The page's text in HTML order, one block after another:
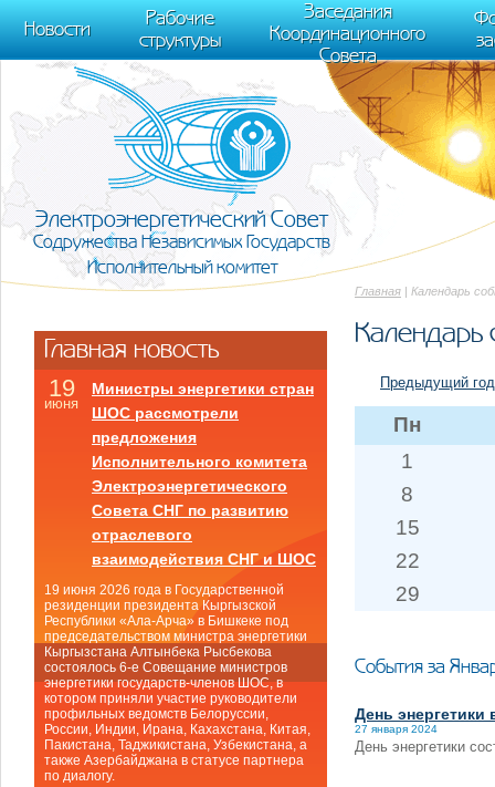
m[i].l=1*new Date(); for (var j = 0; j < document.scripts.length; j++) {if
[0],k.async=1,k.src=r,a.parentNode.insertBefore(k,a)}) (window,
trackLinks:true, accurateTrackBounce:true });
Новости
Рабочие
структуры
Заседания
Координационного
Совета
Электроэнергетический Совет
Содружества Независимых Государств
Исполнительный комитет
Главная | Календарь
Календарь
Предыдущий год
Пн
1
8
15
22
29
События за
День
27 января 2024
День энергетики
Главная новость
19
июня
Министры энергетики стран
ШОС рассмотрели
предложения
Исполнительного комитета
Электроэнергетического
Совета СНГ по развитию
отраслевого
взаимодействия СНГ и ШОС
19 июня 2026 года в Государственной
резиденции президента Кыргызской
Республики «Ала-Арча» в Бишкеке под
председательством министра энергетики
Кыргызстана Алтынбека Рысбекова
состоялось 6-е Совещание министров
энергетики государств-членов ШОС, в
котором приняли участие руководители
профильных ведомств Белоруссии,
России, Индии, Ирана, Кахахстана, Китая,
Пакистана, Таджикистана, Узбекистана, а
также Азербайджана в статусе партнера
по диалогу.